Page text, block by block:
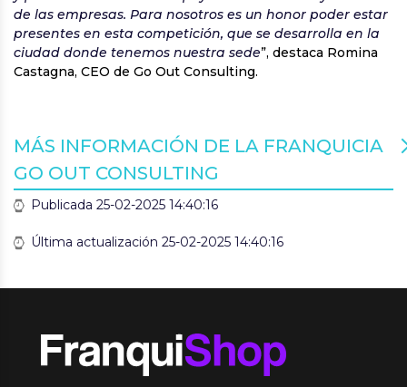
de las empresas. Para nosotros es un honor poder estar
presentes en esta competición, que se desarrolla en la
ciudad donde tenemos nuestra sede”, destaca Romina
Castagna, CEO de Go Out Consulting.
MÁS INFORMACIÓN DE LA FRANQUICIA
GO OUT CONSULTING
Publicada 25-02-2025 14:40:16
Última actualización 25-02-2025 14:40:16